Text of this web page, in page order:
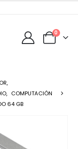
0
,
, COMPUTACIÓN
64 GB